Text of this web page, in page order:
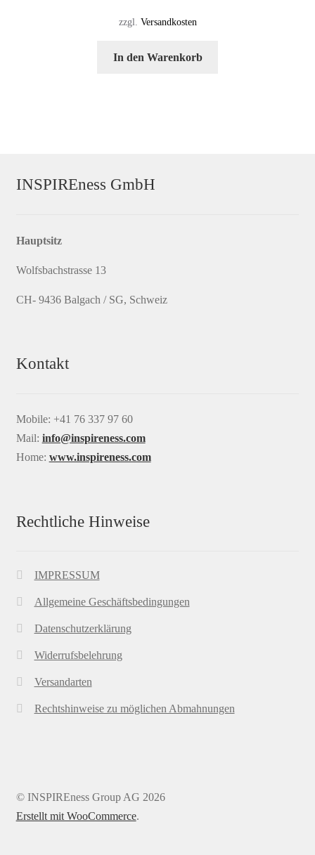
zzgl. Versandkosten
In den Warenkorb
INSPIREness GmbH
Hauptsitz
Wolfsbachstrasse 13
CH- 9436 Balgach / SG, Schweiz
Kontakt
Mobile: +41 76 337 97 60
Mail: info@inspireness.com
Home: www.inspireness.com
Rechtliche Hinweise
IMPRESSUM
Allgemeine Geschäftsbedingungen
Datenschutzerklärung
Widerrufsbelehrung
Versandarten
Rechtshinweise zu möglichen Abmahnungen
© INSPIREness Group AG 2026
Erstellt mit WooCommerce.